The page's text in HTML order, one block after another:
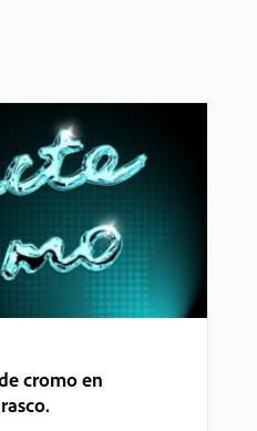
cromo en